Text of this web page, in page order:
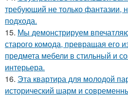
требующий не только фантазии,
подхода.
15. Мы демонстрируем
старого комода, превращая его
предмета мебели в стильный и
интерьера.
16. Эта квартира для молодой
исторический шарм и